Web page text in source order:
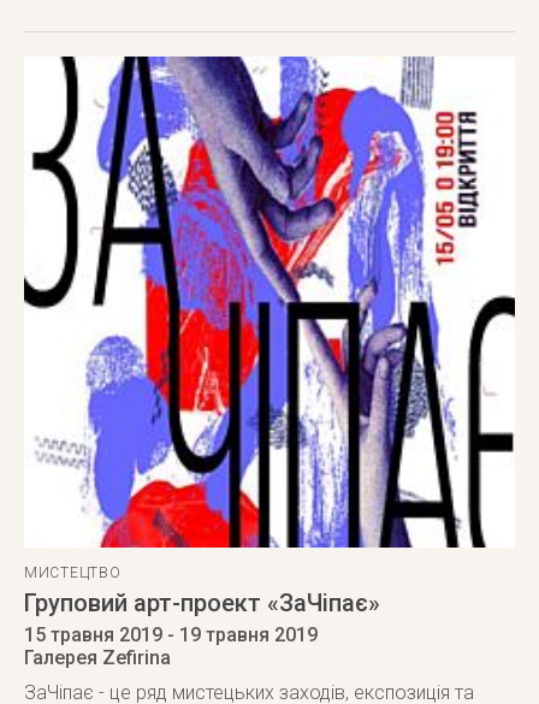
МИСТЕЦТВО
Груповий арт-проект «ЗаЧіпає»
15 травня 2019 - 19 травня 2019
Галерея Zefirina
ЗаЧіпає - це ряд мистецьких заходів, експозиція та